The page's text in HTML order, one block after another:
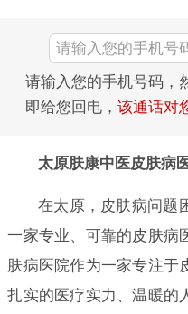
请输入您的手机号码，
即给您回电， 该通话对
太原肤康中医皮肤病
在太原，皮肤病问题
一家专业、可靠的皮肤病
肤病医院作为一家专注于
扎实的医疗实力、温暖的